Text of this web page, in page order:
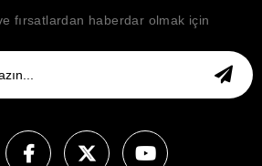
fırsatlardan haberdar olmak için